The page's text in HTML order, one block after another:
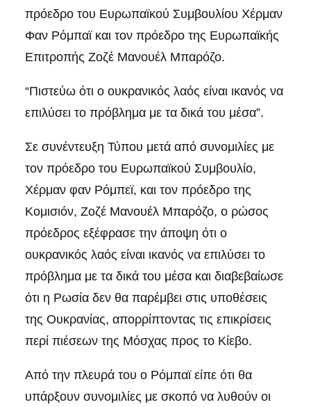
πρόεδρο του Ευρωπαϊκού Συμβουλίου Χέρμαν
Φαν Ρόμπαϊ και τον πρόεδρο της Ευρωπαϊκής
Επιτροπής Ζοζέ Μανουέλ Μπαρόζο.
“Πιστεύω ότι ο ουκρανικός λαός είναι ικανός να
επιλύσει το πρόβλημα με τα δικά του μέσα”.
Σε συνέντευξη Τύπου μετά από συνομιλίες με
τον πρόεδρο του Ευρωπαϊκού Συμβουλίο,
Χέρμαν φαν Ρόμπεϊ, και τον πρόεδρο της
Κομισιόν, Ζοζέ Μανουέλ Μπαρόζο, ο ρώσος
πρόεδρος εξέφρασε την άποψη ότι ο
ουκρανικός λαός είναι ικανός να επιλύσει το
πρόβλημα με τα δικά του μέσα και διαβεβαίωσε
ότι η Ρωσία δεν θα παρέμβει στις υποθέσεις
της Ουκρανίας, απορρίπτοντας τις επικρίσεις
περί πιέσεων της Μόσχας προς το Κίεβο.
Από την πλευρά του ο Ρόμπαϊ είπε ότι θα
υπάρξουν συνομιλίες με σκοπό να λυθούν οι